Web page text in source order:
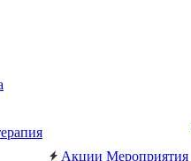
Акции Мероприятия